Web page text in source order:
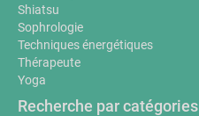
Shiatsu
Sophrologie
Techniques énergétiques
Thérapeute
Yoga
Recherche par catégories